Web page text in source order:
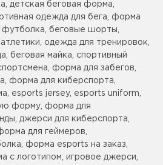
детская беговая форма,
одежда для бега, форма
беговые шорты,
одежда для тренировок,
беговая майка, спортивный
форма для забегов,
форма для киберспорта,
esports jersey, esports uniform,
форму, форма для
джерси для киберспорта,
для геймеров,
форма esports на заказ,
с логотипом, игровое джерси,